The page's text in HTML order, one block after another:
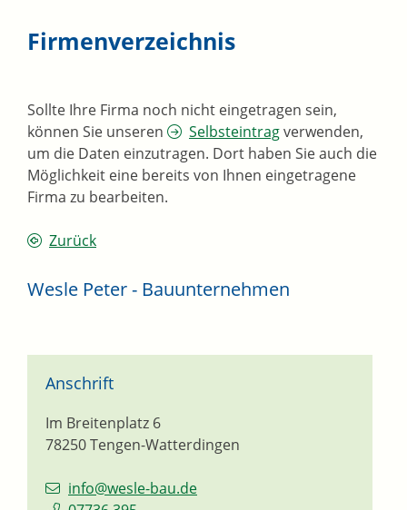
Firmenverzeichnis
Sollte Ihre Firma noch nicht eingetragen sein,
können Sie unseren
Selbsteintragverwenden,
um die Daten einzutragen. Dort haben Sie auch die
Möglichkeit eine bereits von Ihnen eingetragene
Firma zu bearbeiten.
Zurück
Wesle Peter - Bauunternehmen
Anschrift
Im Breitenplatz 6
78250Tengen-Watterdingen
info@wesle-bau.de